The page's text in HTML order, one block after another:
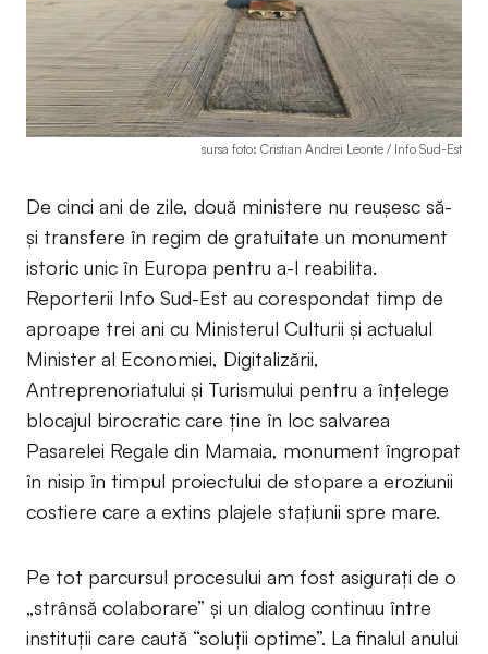
sursa foto: Cristian Andrei Leonte / Info Sud-Est
De cinci ani de zile, două ministere nu reușesc să-
și transfere în regim de gratuitate un monument
istoric unic în Europa pentru a-l reabilita.
Reporterii Info Sud-Est au corespondat timp de
aproape trei ani cu Ministerul Culturii și actualul
Minister al Economiei, Digitalizării,
Antreprenoriatului și Turismului pentru a înțelege
blocajul birocratic care ține în loc salvarea
Pasarelei Regale din Mamaia, monument îngropat
în nisip în timpul proiectului de stopare a eroziunii
costiere care a extins plajele stațiunii spre mare.
Pe tot parcursul procesului am fost asigurați de o
„strânsă colaborare” și un dialog continuu între
instituții care caută “soluții optime”. La finalul anului